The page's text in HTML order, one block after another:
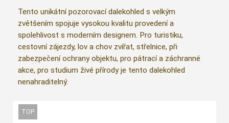
Tento unikátní pozorovací dalekohled s velkým
zvětšením spojuje vysokou kvalitu provedení a
spolehlivost s moderním designem. Pro turistiku,
cestovní zájezdy, lov a chov zvířat, střelnice, při
zabezpečení ochrany objektu, pro pátrací a záchranné
akce, pro studium živé přírody je tento dalekohled
nenahraditelný.